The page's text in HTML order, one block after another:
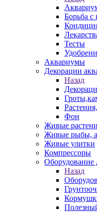
Борьба с
Тесты
Аквариумы
Декорации
Назад
Фон
Живые
Живые рыбы,
Живые улитки
Компрессоры
Оборудование
Назад